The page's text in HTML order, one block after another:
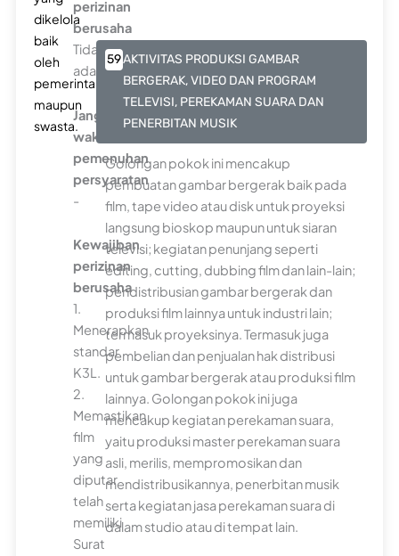
dikelola
baik
oleh
pemerintah
maupun
swasta.
perizinan
berusaha
Tidak
ada
Jangka
waktu
pemenuhan
persyaratan
-
Kewajiban
perizinan
berusaha
1.
Menerapkan
standar
K3L.
2.
Memastikan
film
yang
diputar
telah
memiliki
Surat
59AKTIVITAS PRODUKSI GAMBAR
BERGERAK, VIDEO DAN PROGRAM
TELEVISI, PEREKAMAN SUARA DAN
PENERBITAN MUSIK
Golongan pokok ini mencakup
pembuatan gambar bergerak baik pada
film, tape video atau disk untuk proyeksi
langsung bioskop maupun untuk siaran
televisi; kegiatan penunjang seperti
editing, cutting, dubbing film dan lain-lain;
pendistribusian gambar bergerak dan
produksi film lainnya untuk industri lain;
termasuk proyeksinya. Termasuk juga
pembelian dan penjualan hak distribusi
untuk gambar bergerak atau produksi film
lainnya. Golongan pokok ini juga
mencakup kegiatan perekaman suara,
yaitu produksi master perekaman suara
asli, merilis, mempromosikan dan
mendistribusikannya, penerbitan musik
serta kegiatan jasa perekaman suara di
dalam studio atau di tempat lain.